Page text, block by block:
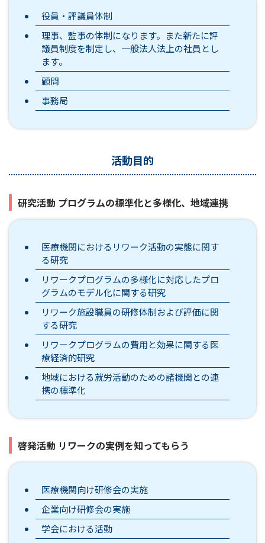
役員・評議員体制
理事、監事の体制になります。また新たに評
議員制度を制定し、一般法人法上の社員とし
ます。
顧問
事務局
活動目的
研究活動 プログラムの標準化と多様化、地域連携
医療機関におけるリワーク活動の実態に関す
る研究
リワークプログラムの多様化に対応したプロ
グラムのモデル化に関する研究
リワーク施設職員の研修体制および評価に関
する研究
リワークプログラムの費用と効果に関する医
療経済的研究
地域における就労活動のための諸機関との連
携の標準化
啓発活動 リワークの実例を知ってもらう
医療機関向け研修会の実施
企業向け研修会の実施
学会における活動